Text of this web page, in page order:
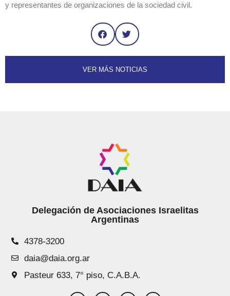
y representantes de organizaciones de la sociedad civil.
VER MÁS NOTICIAS
Delegación de Asociaciones Israelitas
Argentinas
4378-3200
daia@daia.org.ar
Pasteur 633, 7° piso, C.A.B.A.